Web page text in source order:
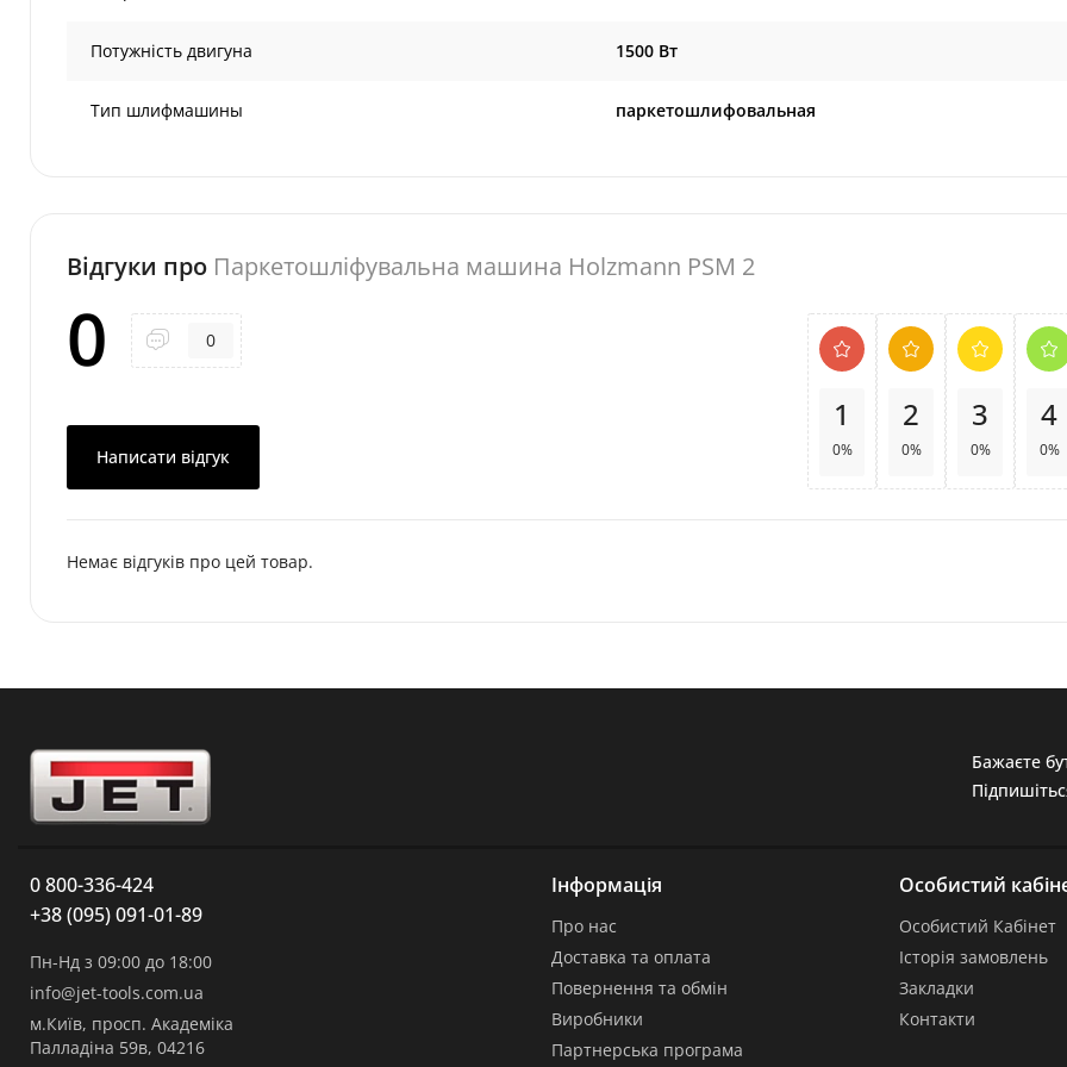
Потужність двигуна 1500 Вт
Тип шлифмашины паркетошлифовальная
Відгуки про Паркетошліфувальна машина Holzmann PSM 2
0 0
Написати відгук
1
0%
2
0%
3
0%
4
0%
Немає відгуків про цей товар.
Бажаєте
0 800-336-424
+38 (095) 091-01-89
Пн-Нд з 09:00 до 18:00
info@jet-tools.com.ua
м.Київ, просп. Академіка
Палладіна 59в, 04216
Інформація
Про нас
Доставка та оплата
Повернення та обмін
Виробники
Партнерська програма
Особистий
Особистий Кабінет
Історія замовлень
Закладки
Контакти